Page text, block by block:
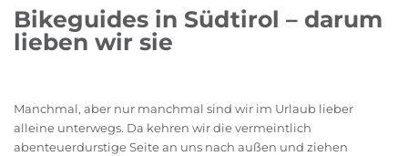
Bikeguides in Südtirol – darum
lieben wir sie
Manchmal, aber nur manchmal sind wir im Urlaub lieber
alleine unterwegs. Da kehren wir die vermeintlich
abenteuerdurstige Seite an uns nach außen und ziehen